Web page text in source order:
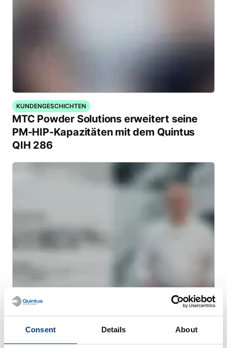
Consent Details About
KUNDENGESCHICHTEN
MTC Powder Solutions erweitert seine
PM-HIP-Kapazitäten mit dem Quintus
QIH 286
Heißisostatisches Pressen (HIP) für die